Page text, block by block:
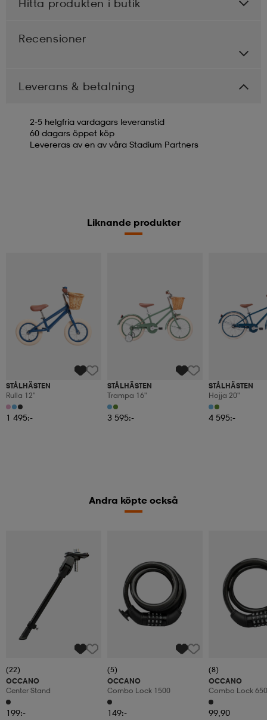
Hitta produkten i butik
Recensioner
Leverans & betalning
2-5 helgfria vardagars leveranstid
60 dagars öppet köp
Levereras av en av våra Stadium Partners
Liknande produkter
STÅLHÄSTEN
Rulla 12"
1 495:-
STÅLHÄSTEN
Trampa 16"
3 595:-
STÅLHÄSTEN
Hojja 20"
4 595:-
Andra köpte också
(22)
OCCANO
Center Stand
199:-
(5)
OCCANO
Combo Lock 1500
149:-
(8)
OCCANO
Combo Lock 650
99,90